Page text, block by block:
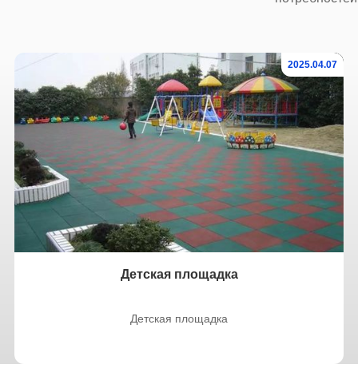
2025.04.07
Детская площадка
Детская площадка